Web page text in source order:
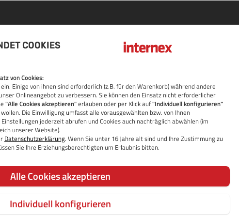
COOKIES
von Cookies:
Einige von ihnen sind erforderlich (z.B. für den Warenkorb) während andere
Onlineangebot zu verbessern. Sie können den Einsatz nicht erforderlicher
"Alle Cookies akzeptieren"erlauben oder per Klick auf"Individuell konfigurieren"
Die Einwilligung umfasst alle vorausgewählten bzw. von Ihnen
jederzeit abrufen und Cookies auch nachträglich abwählen (im
unserer Website).
Datenschutzerklärung. Wenn Sie unter 16 Jahre alt sind und Ihre Zustimmung zu
Sie Ihre Erziehungsberechtigten um Erlaubnis bitten.
Alle Cookies akzeptieren
Individuell konfigurieren
DOMAIN PRÜFEN
.org.uk
Land/Bezeichnung
Preis für